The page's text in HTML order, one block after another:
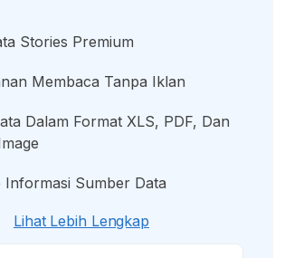
Stories Premium
Membaca Tanpa Iklan
Dalam Format XLS, PDF, Dan
Informasi Sumber Data
Lihat Lebih Lengkap